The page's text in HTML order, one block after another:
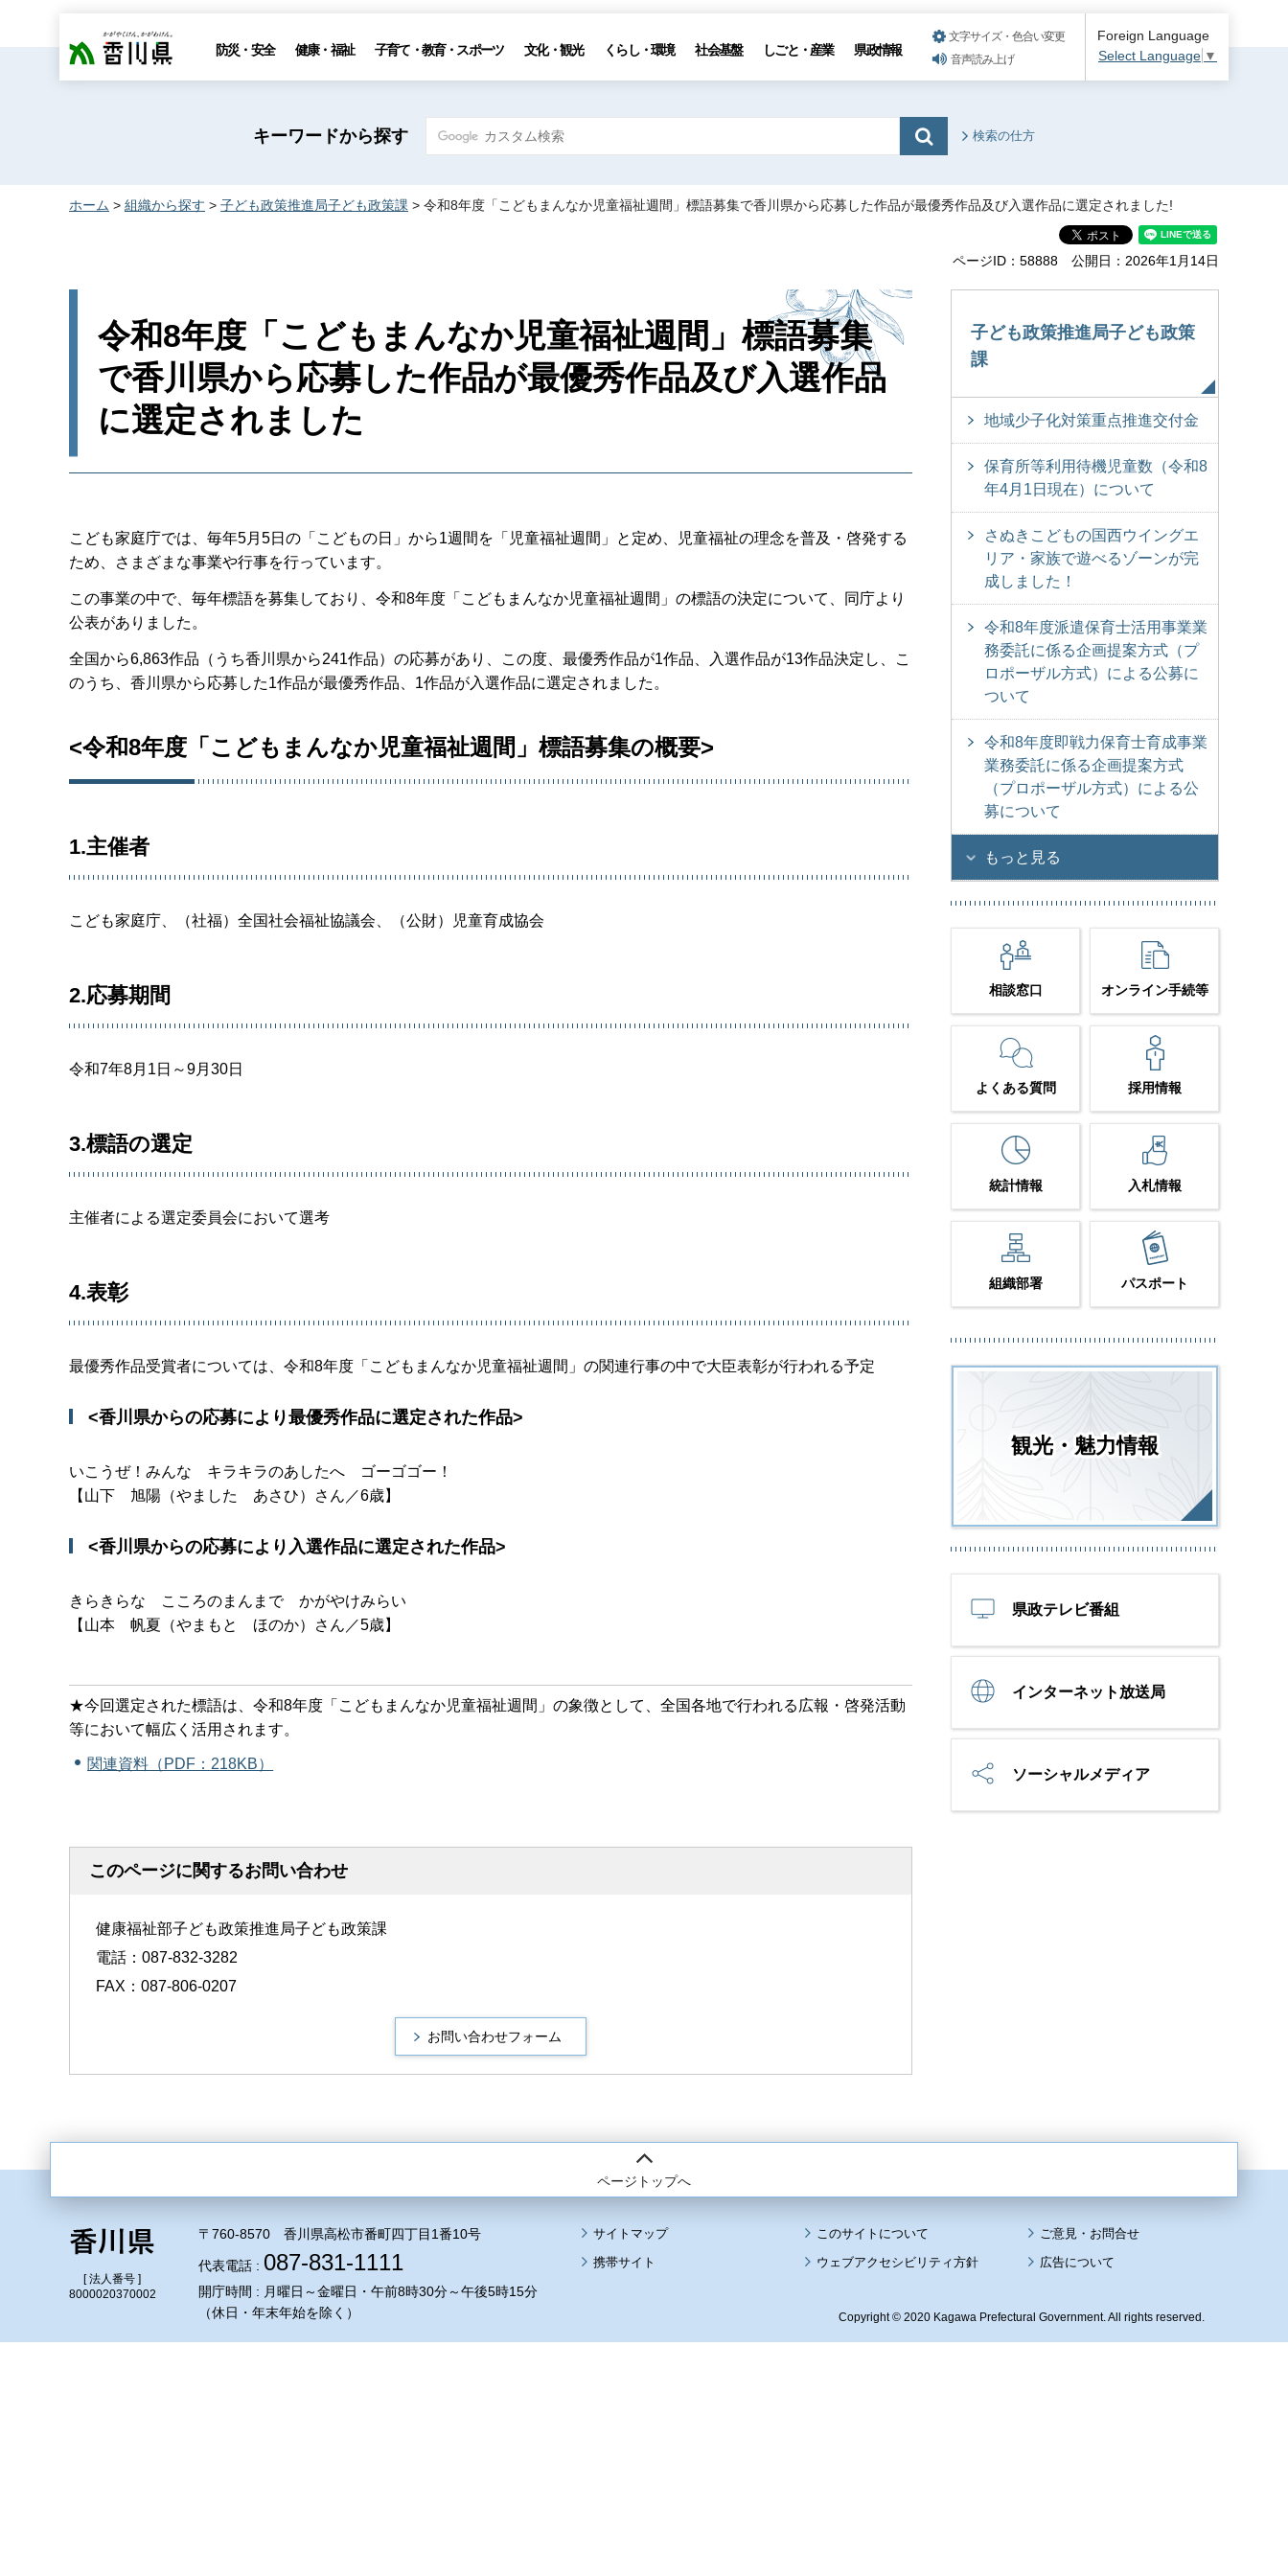
香川県 防災・安全 健康・福祉 子育て・教育・スポーツ 文化・観光 くらし・環境 社会基盤 しごと・産業 県政情報
文字サイズ・色合い変更
音声読み上げ
Foreign Language
Select Language ▼
キーワードから探す 検索の仕方
ホーム > 組織から探す > 子ども政策推進局子ども政策課 > 令和8年度「こどもまんなか児童福祉週間」標語募集で香川県から応募した作品が最優秀作品及び入選作品に選定されました!
ページID：58888 公開日：2026年1月14日
令和8年度「こどもまんなか児童福祉週間」標語募集
で香川県から応募した作品が最優秀作品及び入選作品
に選定されました
こども家庭庁では、毎年5月5日の「こどもの日」から1週間を「児童福祉週間」と定め、児童福祉の理念を普及・啓発する
ため、さまざまな事業や行事を行っています。
この事業の中で、毎年標語を募集しており、令和8年度「こどもまんなか児童福祉週間」の標語の決定について、同庁より
公表がありました。
全国から6,863作品（うち香川県から241作品）の応募があり、この度、最優秀作品が1作品、入選作品が13作品決定し、こ
のうち、香川県から応募した1作品が最優秀作品、1作品が入選作品に選定されました。
<令和8年度「こどもまんなか児童福祉週間」標語募集の概要>
1.主催者
こども家庭庁、（社福）全国社会福祉協議会、（公財）児童育成協会
2.応募期間
令和7年8月1日～9月30日
3.標語の選定
主催者による選定委員会において選考
4.表彰
最優秀作品受賞者については、令和8年度「こどもまんなか児童福祉週間」の関連行事の中で大臣表彰が行われる予定
<香川県からの応募により最優秀作品に選定された作品>
いこうぜ！みんな キラキラのあしたへ ゴーゴゴー！
【山下 旭陽（やました あさひ）さん／6歳】
<香川県からの応募により入選作品に選定された作品>
きらきらな こころのまんまで かがやけみらい
【山本 帆夏（やまもと ほのか）さん／5歳】
★今回選定された標語は、令和8年度「こどもまんなか児童福祉週間」の象徴として、全国各地で行われる広報・啓発活動
等において幅広く活用されます。
関連資料（PDF：218KB）
このページに関するお問い合わせ
健康福祉部子ども政策推進局子ども政策課
電話：087-832-3282
FAX：087-806-0207
子ども政策推進局子ども政策
課
地域少子化対策重点推進交付金
保育所等利用待機児童数（令和8
年4月1日現在）について
さぬきこどもの国西ウイングエ
リア・家族で遊べるゾーンが完
成しました！
令和8年度派遣保育士活用事業業
務委託に係る企画提案方式（プ
ロポーザル方式）による公募に
ついて
令和8年度即戦力保育士育成事業
業務委託に係る企画提案方式
（プロポーザル方式）による公
募について
もっと見る
相談窓口 オンライン手続等
よくある質問 採用情報
統計情報 入札情報
組織部署 パスポート
観光・魅力情報
県政テレビ番組
インターネット放送局
ソーシャルメディア
ページトップへ
[ 法人番号 ]
8000020370002
〒760-8570 香川県高松市番町四丁目1番10号
代表電話 : 087-831-1111
開庁時間 : 月曜日～金曜日・午前8時30分～午後5時15分
（休日・年末年始を除く）
サイトマップ
このサイトについて
携帯サイト
ウェブアクセシビリティ方針 広告について
Copyright © 2020 Kagawa Prefectural Government. All rights reserved.